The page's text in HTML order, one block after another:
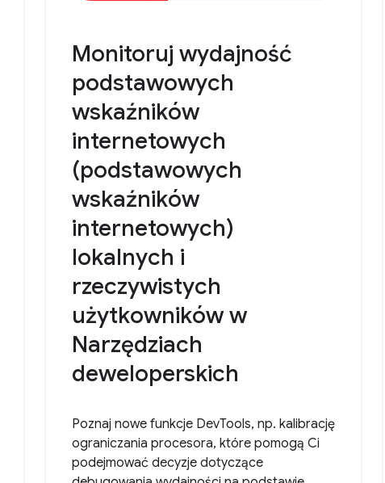
Monitoruj wydajność
podstawowych
wskaźników
internetowych
(podstawowych
wskaźników
internetowych)
lokalnych i
rzeczywistych
użytkowników w
Narzędziach
deweloperskich
Poznaj nowe funkcje DevTools, np. kalibrację
ograniczania procesora, które pomogą Ci
podejmować decyzje dotyczące